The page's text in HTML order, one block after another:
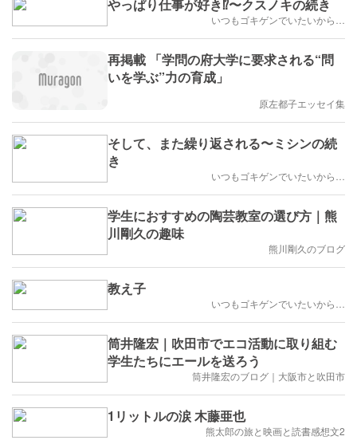
やっぱり仕事が好き⁉️〜クスノキの続き
いつもゴキゲンでいたいから…
再掲載 「学問の府大学に要求される“問
いを学ぶ”力の育成」
原左都子エッセイ集
そして、また繰り返される〜ミシンの続
き
いつもゴキゲンでいたいから…
学生におすすめの陶芸教室の選び方｜熊
川剛久の趣味
熊川剛久のブログ
教え子
いつもゴキゲンでいたいから…
筒井隆宏｜吹田市でエコ活動に取り組む
学生たちにエールを送ろう
筒井隆宏のブログ｜大阪市と吹田市
1リットルの涙 木藤亜也
熊太郎の旅と映画と読書感想文2